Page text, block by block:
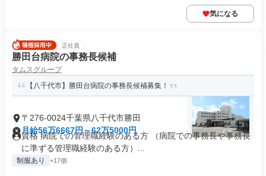
気になる
正社員
勝田台病院の事務長候補
タムスグループ
【八千代市】勝田台病院の事務長候補募集！
〒276-0024千葉県八千代市勝田
月給56万6667円～62万5000円
資格 病院での管理職経験のある方 （病院での事務長や事務長
に準ずる管理職経験のある方）...
制服あり +17個